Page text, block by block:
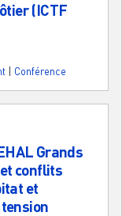
(ICTF
Conférence
Grands
conflits
et